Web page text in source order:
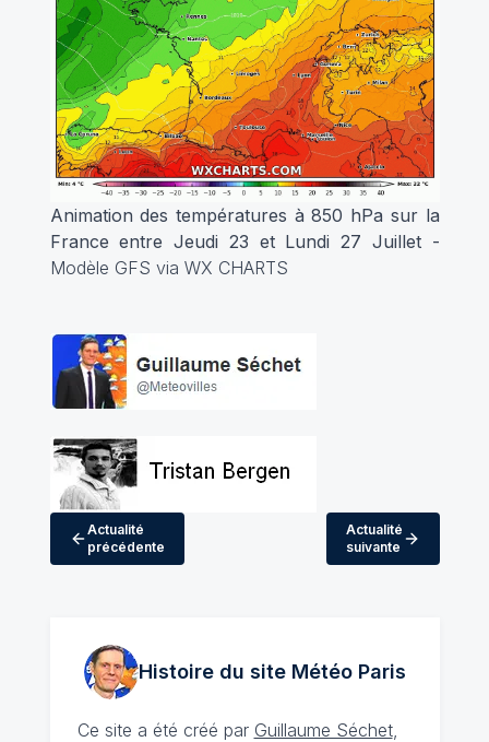
Animation des températures à 850 hPa sur la
France entre Jeudi 23 et Lundi 27 Juillet -
Modèle GFS via WX CHARTS
Actualité
précédente
Actualité
suivante
Histoire du site MétéoParis
Ce site a été créé par Guillaume Séchet,